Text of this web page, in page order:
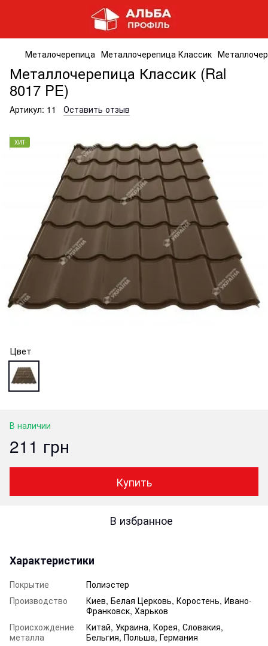
Металочерепица Металлочерепица Классик
Металлочерепица Классик (Ral
8017 PE)
Артикул: 11 Оставить отзыв
ХИТ
Цвет
В наличии
211 грн
Купить
В избранное
Характеристики
Покрытие
Полиэстер
Производство
Киев, Белая Церковь, Коростень, Ивано-
Франковск, Харьков
Происхождение
металла
Китай, Украина, Корея, Словакия,
Бельгия, Польша, Германия